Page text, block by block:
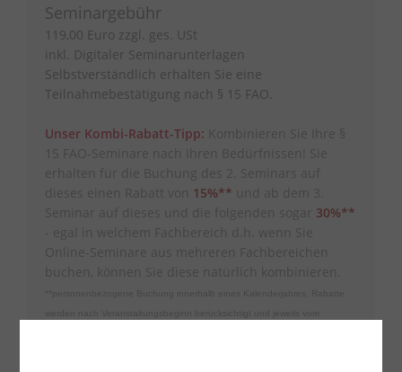
Seminargebühr
119,00 Euro zzgl. ges. USt
inkl. Digitaler Seminarunterlagen
Selbstverständlich erhalten Sie eine
Teilnahmebestätigung nach § 15 FAO.
Unser Kombi-Rabatt-Tipp:
15%**
30%**